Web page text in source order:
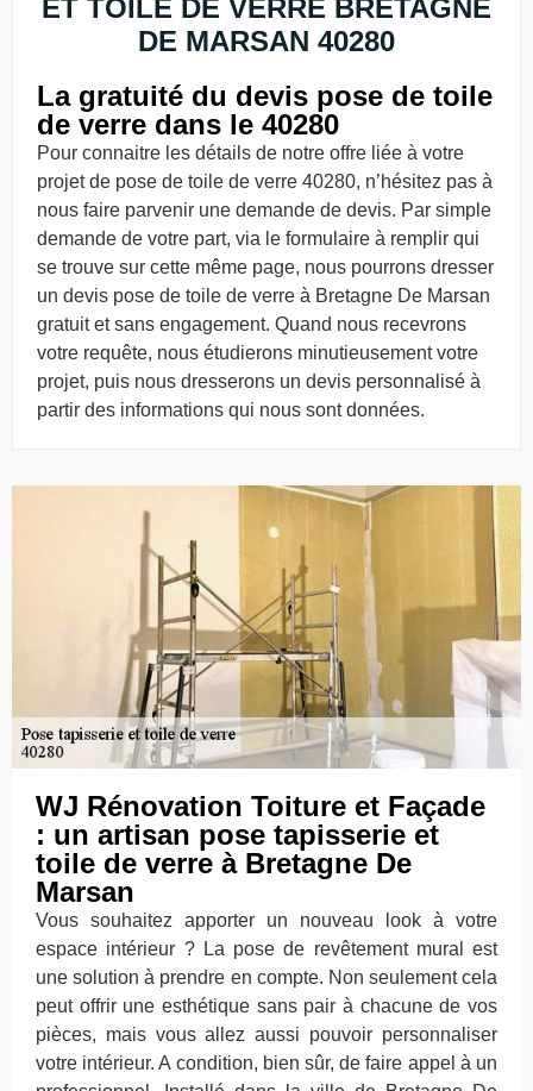
ET TOILE DE VERRE BRETAGNE
DE MARSAN 40280
La gratuité du devis pose de toile
de verre dans le 40280
Pour connaitre les détails de notre offre liée à votre
projet de pose de toile de verre 40280, n’hésitez pas à
nous faire parvenir une demande de devis. Par simple
demande de votre part, via le formulaire à remplir qui
se trouve sur cette même page, nous pourrons dresser
un devis pose de toile de verre à Bretagne De Marsan
gratuit et sans engagement. Quand nous recevrons
votre requête, nous étudierons minutieusement votre
projet, puis nous dresserons un devis personnalisé à
partir des informations qui nous sont données.
WJ Rénovation Toiture et Façade
: un artisan pose tapisserie et
toile de verre à Bretagne De
Marsan
Vous souhaitez apporter un nouveau look à votre
espace intérieur ? La pose de revêtement mural est
une solution à prendre en compte. Non seulement cela
peut offrir une esthétique sans pair à chacune de vos
pièces, mais vous allez aussi pouvoir personnaliser
votre intérieur. A condition, bien sûr, de faire appel à un